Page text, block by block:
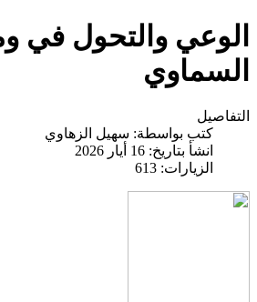
الوعي والتحول في
السماوي
التفاصيل
كتب بواسطة: سهيل الزهاوي
انشأ بتاريخ: 16 أيار 2026
الزيارات: 613